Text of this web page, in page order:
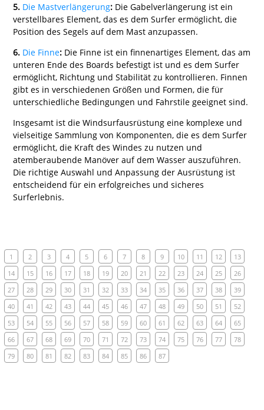
5. Die Mastverlängerung:Die Gabelverlängerung ist ein
verstellbares Element, das es dem Surfer ermöglicht, die
Position des Segels auf dem Mast anzupassen.
6. Die Finne:Die Finne ist ein finnenartiges Element, das am
unteren Ende des Boards befestigt ist und es dem Surfer
ermöglicht, Richtung und Stabilität zu kontrollieren. Finnen
gibt es in verschiedenen Größen und Formen, die für
unterschiedliche Bedingungen und Fahrstile geeignet sind.
Insgesamt ist die Windsurfausrüstung eine komplexe und
vielseitige Sammlung von Komponenten, die es dem Surfer
ermöglicht, die Kraft des Windes zu nutzen und
atemberaubende Manöver auf dem Wasser auszuführen.
Die richtige Auswahl und Anpassung der Ausrüstung ist
entscheidend für ein erfolgreiches und sicheres
Surferlebnis.
1 2 3 4 5 6 7 8 9 10 11 12
13
14
15 16 17 18 19 20 21 22 23 24 25
26
27
28 29 30 31 32 33 34 35 36 37 38
39
40
41 42 43 44 45 46 47 48 49 50 51
52
53
54 55 56 57 58 59 60 61 62 63 64
65
66
67 68 69 70 71 72 73 74 75 76 77
78
79
80 81 82 83 84 85 86 87